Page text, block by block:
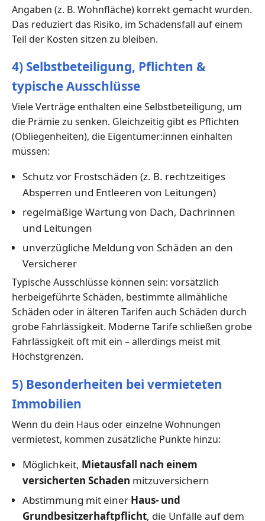
Angaben (z. B. Wohnfläche) korrekt gemacht wurden.
Das reduziert das Risiko, im Schadensfall auf einem
Teil der Kosten sitzen zu bleiben.
4) Selbstbeteiligung, Pflichten &
typische Ausschlüsse
Viele Verträge enthalten eine Selbstbeteiligung, um
die Prämie zu senken. Gleichzeitig gibt es Pflichten
(Obliegenheiten), die Eigentümer:innen einhalten
müssen:
Schutz vor Frostschäden (z. B. rechtzeitiges
Absperren und Entleeren von Leitungen)
regelmäßige Wartung von Dach, Dachrinnen
und Leitungen
unverzügliche Meldung von Schäden an den
Versicherer
Typische Ausschlüsse können sein: vorsätzlich
herbeigeführte Schäden, bestimmte allmähliche
Schäden oder in älteren Tarifen auch Schäden durch
grobe Fahrlässigkeit. Moderne Tarife schließen grobe
Fahrlässigkeit oft mit ein – allerdings meist mit
Höchstgrenzen.
5) Besonderheiten bei vermieteten
Immobilien
Wenn du dein Haus oder einzelne Wohnungen
vermietest, kommen zusätzliche Punkte hinzu:
Möglichkeit, Mietausfall nach einem
versicherten Schaden mitzuversichern
Abstimmung mit einer Haus- und
Grundbesitzerhaftpflicht, die Unfälle auf dem